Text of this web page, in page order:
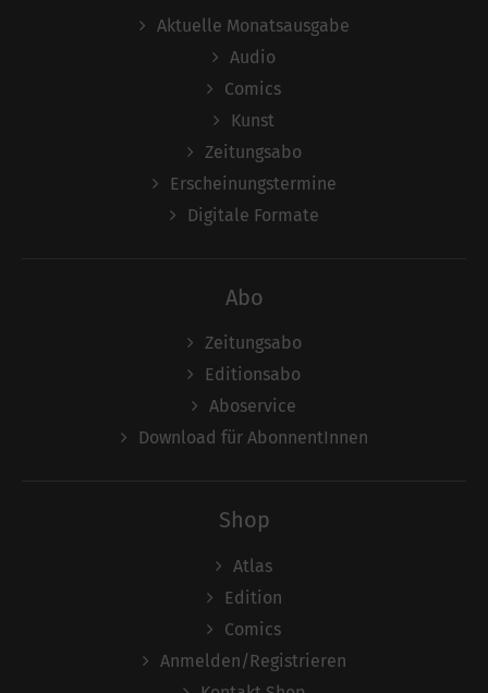
Aktuelle Monatsausgabe
Audio
Comics
Kunst
Zeitungsabo
Erscheinungstermine
Digitale Formate
Abo
Zeitungsabo
Editionsabo
Aboservice
Download für AbonnentInnen
Shop
Atlas
Edition
Comics
Anmelden/Registrieren